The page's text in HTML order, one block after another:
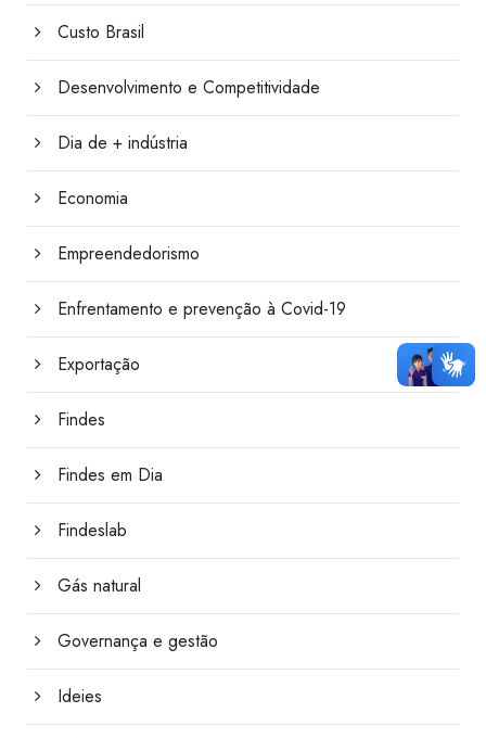
Custo Brasil
Desenvolvimento e Competitividade
Dia de + indústria
Economia
Empreendedorismo
Enfrentamento e prevenção à Covid-19
Exportação
Findes
Findes em Dia
Findeslab
Gás natural
Governança e gestão
Ideies